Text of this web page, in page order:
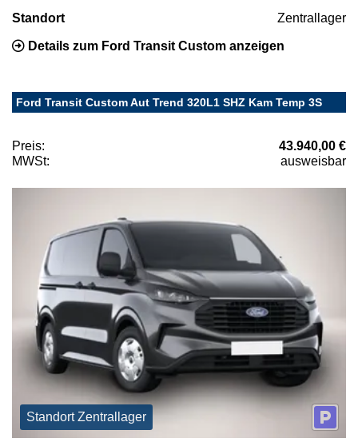
Standort Zentrallager
Details zum Ford Transit Custom anzeigen
Ford Transit Custom Aut Trend 320L1 SHZ Kam Temp 3S
Preis:
43.940,00 €
MWSt:
ausweisbar
Standort Zentrallager